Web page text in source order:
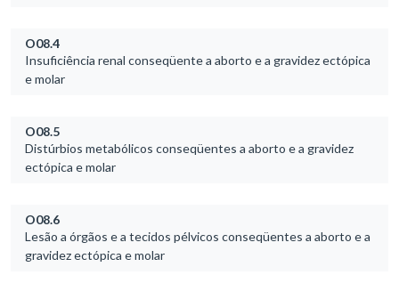
O08.4
Insuficiência renal conseqüente a aborto e a gravidez ectópica
e molar
O08.5
Distúrbios metabólicos conseqüentes a aborto e a gravidez
ectópica e molar
O08.6
Lesão a órgãos e a tecidos pélvicos conseqüentes a aborto e a
gravidez ectópica e molar